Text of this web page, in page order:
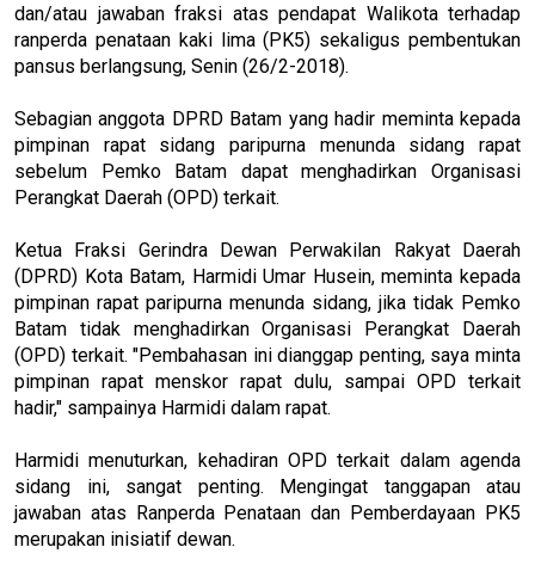
dan/atau jawaban fraksi atas pendapat Walikota terhadap
ranperda penataan kaki lima (PK5) sekaligus pembentukan
pansus berlangsung, Senin (26/2-2018).
Sebagian anggota DPRD Batam yang hadir meminta kepada
pimpinan rapat sidang paripurna menunda sidang rapat
sebelum Pemko Batam dapat menghadirkan Organisasi
Perangkat Daerah (OPD) terkait.
Ketua Fraksi Gerindra Dewan Perwakilan Rakyat Daerah
(DPRD) Kota Batam, Harmidi Umar Husein, meminta kepada
pimpinan rapat paripurna menunda sidang, jika tidak Pemko
Batam tidak menghadirkan Organisasi Perangkat Daerah
(OPD) terkait. "Pembahasan ini dianggap penting, saya minta
pimpinan rapat menskor rapat dulu, sampai OPD terkait
hadir," sampainya Harmidi dalam rapat.
Harmidi menuturkan, kehadiran OPD terkait dalam agenda
sidang ini, sangat penting. Mengingat tanggapan atau
jawaban atas Ranperda Penataan dan Pemberdayaan PK5
merupakan inisiatif dewan.